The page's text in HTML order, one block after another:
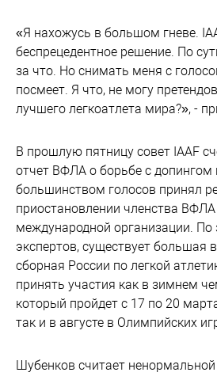
«Я нахожусь в большом гневе.
беспрецедентное решение. По
за что. Но снимать меня с
посмеет. Я что, не могу
лучшего легкоатлета мира?», -
В прошлую пятницу совет IAAF
отчет ВФЛА о борьбе с
большинством голосов принял
приостановлении членства ВФЛА
международной организации.
экспертов, существует большая
сборная России по легкой
принять участия как в зимнем
который пройдет с 17 по 20
так и в августе в Олимпийских
Шубенков считает